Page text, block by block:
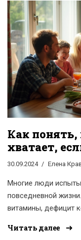
бодрости.
оставаться
концентрацию и
Как понять,
хватает,
30.09.2024 Елена
Многие люди
повседневной
витамины, дефицит
организме с
Читать далее